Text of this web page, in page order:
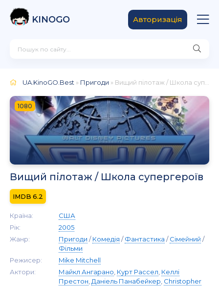
KINOGO Авторизація
UA.KinoGO.Best » Пригоди » Вищий пілотаж / Школа супергероїв
1080
Вищий пілотаж / Школа супергероїв
6.2
Країна:
США
Рік:
2005
Жанр:
Пригоди /Комедія /Фантастика /Сімейний /
Фільми
Режисер:
Mike Mitchell
Актори:
Майкл Ангарано Курт Рассел Келлі
Престон Даніель Панабейкер Christopher